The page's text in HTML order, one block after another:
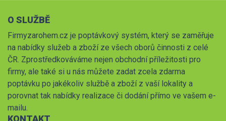
O SLUŽBĚ
Firmyzarohem.cz je poptávkový systém, který se zaměřuje
na nabídky služeb a zboží ze všech oborů činnosti z celé
ČR. Zprostředkováváme nejen obchodní příležitosti pro
firmy, ale také si u nás můžete zadat zcela zdarma
poptávku po jakékoliv službě a zboží z vaší lokality a
porovnat tak nabídky realizace či dodání přímo ve vašem e-
mailu.
KONTAKT